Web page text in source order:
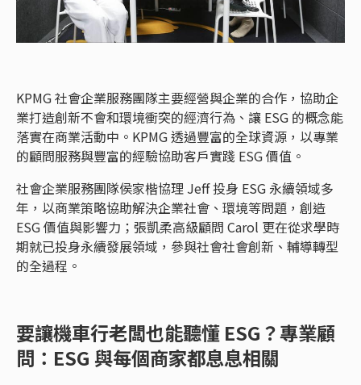
KPMG 社會企業服務團隊主要經營與企業的合作，協助企
業打造創新不會和環境衝突的經濟行為、讓 ESG 的概念能
落實在商業活動中。KPMG 透過豐富的全球資源，以專業
的顧問服務與豐富的經驗協助客戶實踐 ESG 價值。
社會企業服務團隊侯家楷協理 Jeff 投身 ESG 永續領域多
年，以商業策略協助解決企業社會、環境等問題，創造
ESG 價值與影響力；張凱柔高級顧問 Carol 更在從求學時
期就已投身永續發展領域，參與社會社會創新、輔導轉型
的全過程。
要讓機車行老闆也能聽懂 ESG？專業顧
問：ESG 與每個商家都息息相關